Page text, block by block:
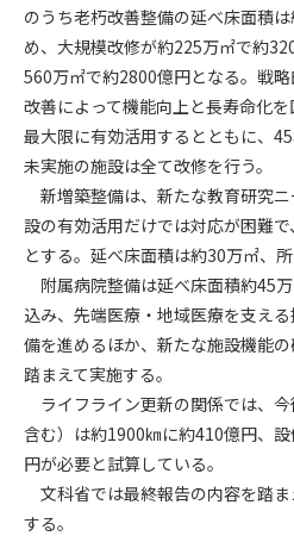
会員規約
のうち老朽改善整備の延べ床面積
め、大規模改修が約225万㎡で約
560万㎡で約2800億円となる。戦
改善によって機能向上と長寿命化
最大限に有効活用するとともに、
未実施の施設は全て改修を行う。
新増築整備は、新たな教育研究
設の有効活用だけでは対応が困難
とする。延べ床面積は約30万㎡、
附属病院整備は延べ床面積約45
込み、先端医療・地域医療を支え
備を進めるほか、新たな施設機能
踏まえて実施する。
ライフライン更新の関係では、
含む）は約1900㎞に約410億円、
円が必要と試算している。
文科省では最終報告の内容を踏
する。
本規約は、会員の了承を得ること
あります。変更内容は、建設資料
ちに全ての会員が了承したものとみ
第4条（会員審査および資格の取り
会員とは、本規約を承諾の上、所
後、管理者がこれを承認した者をい
第4条（会員の定義と登録）
1. 管理者は前条により審査の結果
の何れかの項目に該当すること
員としての権限を承認しないこ
(1) 会員申し込みをした者が実在し
(2) 本規約に違反した場合/li>
(3) 会員申し込みの際、申告事項に
(4) 会員申込者が管理者所定の手
理を行わなかった場合
(5) その他管理者が会員とすること
2. 管理者は承認後であっても承認